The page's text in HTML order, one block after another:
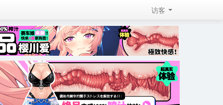
访客